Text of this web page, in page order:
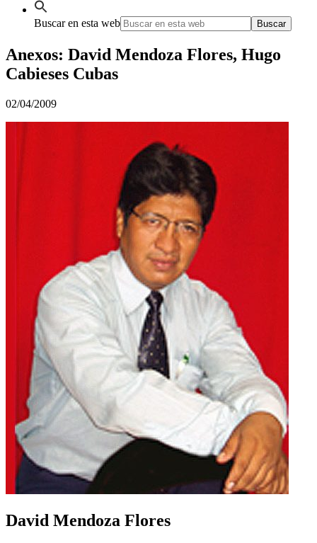
Buscar en esta web
Anexos: David Mendoza Flores, Hugo
Cabieses Cubas
02/04/2009
David Mendoza Flores